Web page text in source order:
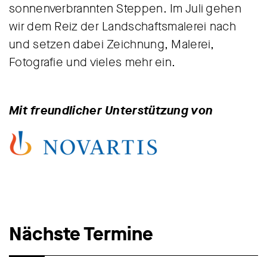
sonnenverbrannten Steppen. Im Juli gehen
wir dem Reiz der Landschaftsmalerei nach
und setzen dabei Zeichnung, Malerei,
Fotografie und vieles mehr ein.
Mit freundlicher Unterstützung von
Nächste Termine